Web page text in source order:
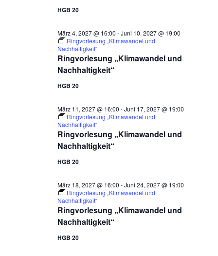
HGB 20
Ringvorlesung „Klimawandel und
Nachhaltigkeit“
März 4, 2027 @ 16:00 -Juni 10, 2027 @ 19:00
Ringvorlesung „Klimawandel und
Nachhaltigkeit“
HGB 20
Ringvorlesung „Klimawandel und
Nachhaltigkeit“
März 11, 2027 @ 16:00 -Juni 17, 2027 @ 19:00
Ringvorlesung „Klimawandel und
Nachhaltigkeit“
HGB 20
Ringvorlesung „Klimawandel und
Nachhaltigkeit“
März 18, 2027 @ 16:00 -Juni 24, 2027 @ 19:00
Ringvorlesung „Klimawandel und
Nachhaltigkeit“
HGB 20